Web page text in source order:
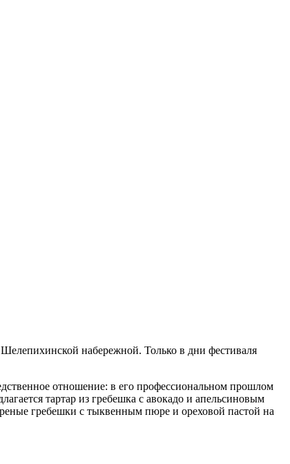
набережной. Только в дни фестиваля
отношение: в его профессиональном прошлом
тартар из гребешка с авокадо и апельсиновым
гребешки с тыквенным пюре и ореховой пастой на